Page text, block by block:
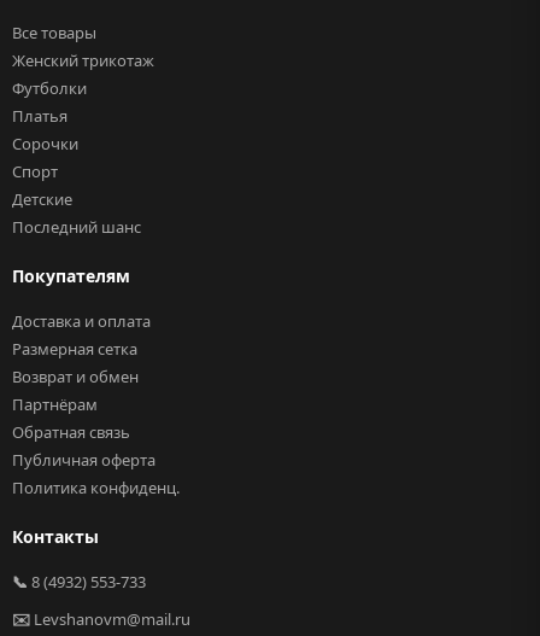
Все товары
Женский трикотаж
Футболки
Платья
Сорочки
Спорт
Детские
Последний шанс
Покупателям
Доставка и оплата
Размерная сетка
Возврат и обмен
Партнёрам
Обратная связь
Публичная оферта
Политика конфиденц.
Контакты
📞 8 (4932) 553-733
✉️ Levshanovm@mail.ru